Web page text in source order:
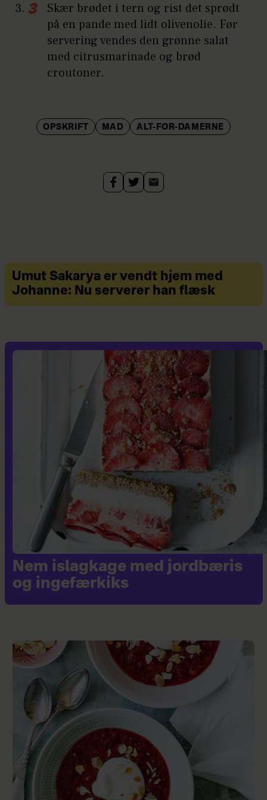
Skær brødet i tern og rist det sprødt
på en pande med lidt olivenolie. Før
servering vendes den grønne salat
med citrusmarinade og brød
croutoner.
OPSKRIFT MAD ALT-FOR-DAMERNE
Umut Sakarya er vendt hjem med
Johanne: Nu serverer han flæsk
Nem islagkage med jordbæris
og ingefærkiks